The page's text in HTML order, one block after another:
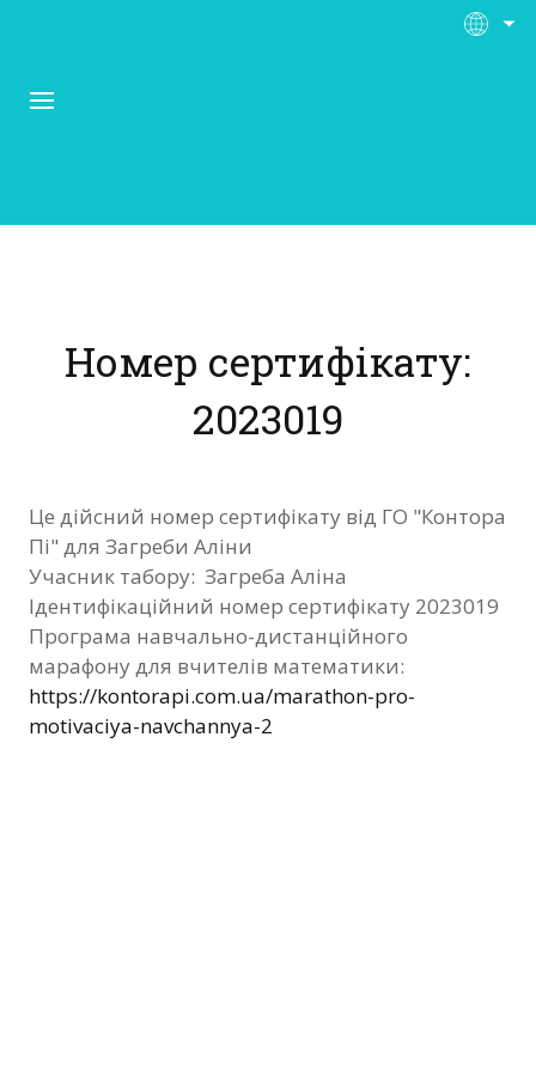
Матеріали
Нас підтримують
Фотозвіт
Видані сертифікати
Контакти
Номер сертифікату:
2023019
Це дійсний номер сертифікату від ГО "Контора
Пі" для Загреби Аліни
Учасник табору: Загреба Аліна
Ідентифікаційний номер сертифікату 2023019
Програма навчально-дистанційного
марафону для вчителів математики:
https://kontorapi.com.ua/marathon-pro-
motivaciya-navchannya-2